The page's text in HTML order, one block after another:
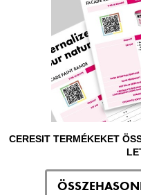
CERESIT TERMÉKEKET